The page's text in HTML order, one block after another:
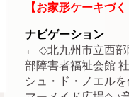
【お家形ケーキづ
ナビゲーション
← ◇北九州市立西
部障害者福祉会館
シュ・ド・ノエルを